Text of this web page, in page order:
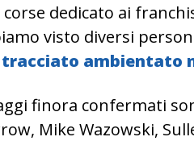
corse dedicato ai
visto diversi
tracciato ambientato
finora confermati
Mike Wazowski,